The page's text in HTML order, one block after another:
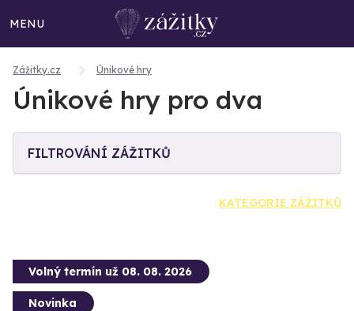
MENU
Zážitky.cz Únikové hry
Únikové hry pro dva
FILTROVÁNÍ ZÁŽITKŮ
KATEGORIE ZÁŽITKŮ
Volný termín už 08. 08. 2026
Novinka